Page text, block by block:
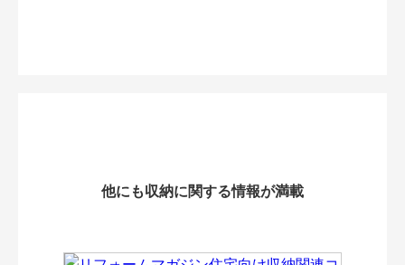
他にも収納に関する情報が満載